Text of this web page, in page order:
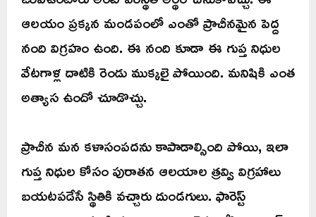
ఆలయం ప్రక్కన మండపంలో ఎంతో ప్రాచీనమైన పెద్ద
నంది విగ్రహం ఉంది. ఈ నంది కూడా ఈ గుప్త నిధుల
వేటగాళ్ల దాటికి రెండు ముక్కలై పోయింది. మనిషికి ఎంత
అత్యాస ఉందో చూడొచ్చు.
ప్రాచీన మన కళాసంపదను కాపాడాల్సింది పోయి, ఇలా
గుప్త నిధుల కోసం పురాతన ఆలయాల త్రవ్వి విగ్రహాలు
బయటపడేసే స్థితికి వచ్చారు దుండగులు. ఫారెస్ట్